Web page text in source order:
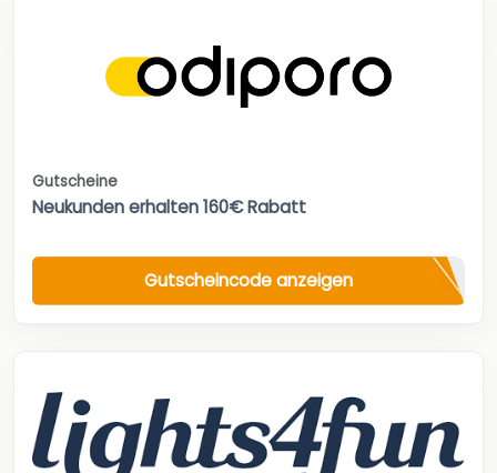
Gutscheine
Neukunden erhalten 160€ Rabatt
Gutscheincode anzeigen